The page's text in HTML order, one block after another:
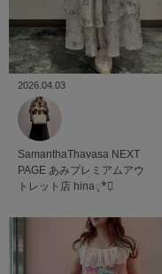
2026.04.03
SamanthaThavasa NEXT
PAGE あみプレミアムアウ
トレット店 hina◌̥*⃝̣